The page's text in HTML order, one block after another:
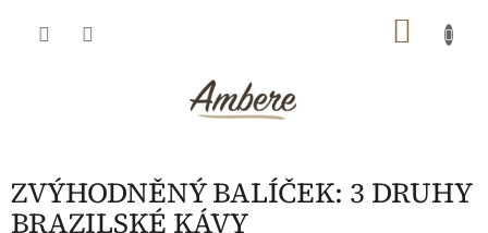
ZVÝHODNĚNÝ BALÍČEK: 3 DRUHY
BRAZILSKÉ KÁVY